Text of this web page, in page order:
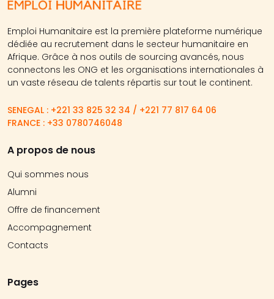
Emploi Humanitaire est la première plateforme numérique
dédiée au recrutement dans le secteur humanitaire en
Afrique. Grâce à nos outils de sourcing avancés, nous
connectons les ONG et les organisations internationales à
un vaste réseau de talents répartis sur tout le continent.
SENEGAL : +221 33 825 32 34 / +221 77 817 64 06
FRANCE : +33 0780746048
A propos de nous
Qui sommes nous
Alumni
Offre de financement
Accompagnement
Contacts
Pages